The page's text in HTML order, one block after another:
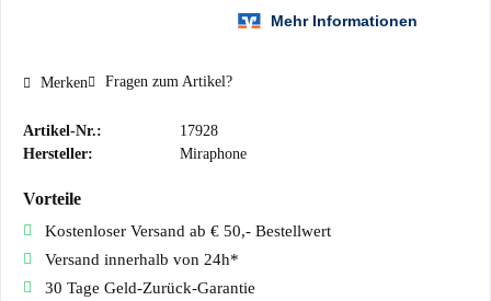
Merken Fragen zum Artikel?
Artikel-Nr.:
17928
Hersteller:
Miraphone
Vorteile
Kostenloser Versand ab € 50,- Bestellwert
Versand innerhalb von 24h*
30 Tage Geld-Zurück-Garantie